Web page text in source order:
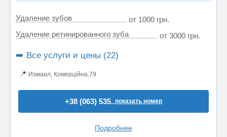
Удаление зубов
от 1000 грн.
Удаление ретинированного зуба
от 3000 грн.
➡️ Все услуги и цены (22)
📍 Измаил, Комерційна,79
+38 (063) 535..показать номер
Подробнее